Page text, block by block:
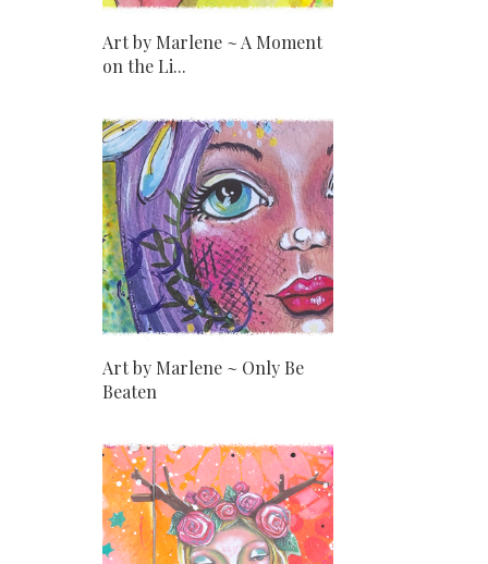
Art by Marlene ~ A Moment
on the Li...
Art by Marlene ~ Only Be
Beaten